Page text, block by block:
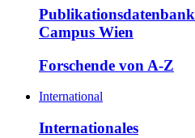
Campus Wien
Forschende von A-Z
International
Internationales